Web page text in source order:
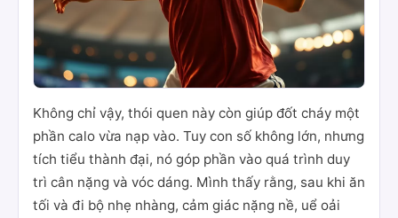
Không chỉ vậy, thói quen này còn giúp đốt cháy một
phần calo vừa nạp vào. Tuy con số không lớn, nhưng
tích tiểu thành đại, nó góp phần vào quá trình duy
trì cân nặng và vóc dáng. Mình thấy rằng, sau khi ăn
tối và đi bộ nhẹ nhàng, cảm giác nặng nề, uể oải